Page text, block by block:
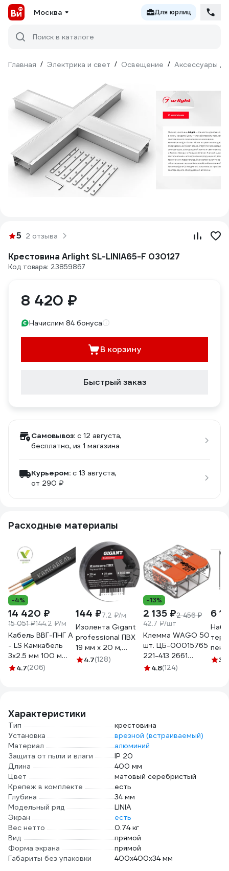
Москва Для юрлиц
Поиск в каталоге
Главная / Электрика и свет / Освещение / Аксессуары
5 2 отзыва
Крестовина Arlight SL-LINIA65-F 030127
Код товара: 23859867
8 420 ₽
Начислим 84 бонуса
В корзину
Быстрый заказ
Самовывоз: c 12 августа,
бесплатно, из 1 магазина
Курьером: c 13 августа,
от 290 ₽
Расходные материалы
-4%
14 420 ₽
15 051 ₽144.2 ₽/м
Кабель ВВГ-ПНГ А
- LS Камкабель
3x2.5 мм 100 м
ГОСТ
4.7(206)
144 ₽7.2 ₽/м
Изолента Gigant
professional ПВХ
19 мм х 20 м,
черная GT-0-3
4.7(128)
-13%
2 135 ₽2 456 ₽
42.7 ₽/шт
Клемма WAGO 50
шт. ЦБ-00015765
221-413 2661
102661
4.8(124)
6
3.6
Характеристики
Тип
крестовина
Установка
врезной (встраиваемый)
Материал
алюминий
Защита от пыли и влаги
IP 20
Длина
400 мм
Цвет
матовый серебристый
Крепеж в комплекте
есть
Глубина
34 мм
Модельный ряд
LINIA
Экран
есть
Вес нетто
0.74 кг
Вид
прямой
Форма экрана
прямой
Габариты без упаковки
400х400х34 мм